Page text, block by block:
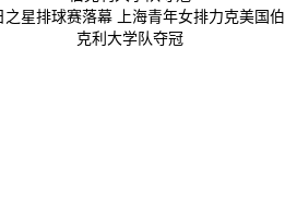
之星排球赛落幕 上海青年女排力克美国伯
克利大学队夺冠